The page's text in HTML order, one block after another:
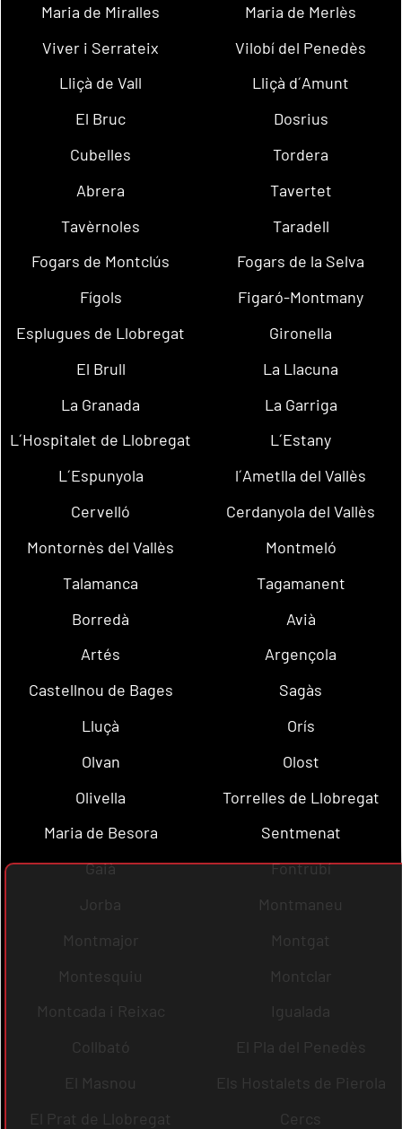
Maria de Miralles
Maria de Merlès
Viver i Serrateix
Vilobí del Penedès
Lliçà de Vall
Lliçà d´Amunt
El Bruc
Dosrius
Cubelles
Tordera
Abrera
Tavertet
Tavèrnoles
Taradell
Fogars de Montclús
Fogars de la Selva
Fígols
Figaró-Montmany
Esplugues de Llobregat
Gironella
El Brull
La Llacuna
La Granada
La Garriga
L´Hospitalet de Llobregat
L´Estany
L´Espunyola
l´Ametlla del Vallès
Cervelló
Cerdanyola del Vallès
Montornès del Vallès
Montmeló
Talamanca
Tagamanent
Borredà
Avià
Artés
Argençola
Castellnou de Bages
Sagàs
Lluçà
Orís
Olvan
Olost
Olivella
Torrelles de Llobregat
Maria de Besora
Sentmenat
Gaià
Fontrubí
Jorba
Montmaneu
Montmajor
Montgat
Montesquiu
Montclar
Montcada i Reixac
Igualada
Collbató
El Pla del Penedès
El Masnou
Els Hostalets de Pierola
El Prat de Llobregat
Cercs